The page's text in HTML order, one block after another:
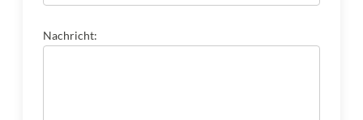
Nachricht: